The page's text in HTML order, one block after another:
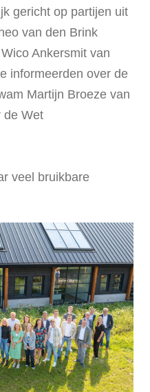
gericht op partijen uit
van den Brink
Ankersmit van
informeerden over de
Martijn Broeze van
de Wet
veel bruikbare